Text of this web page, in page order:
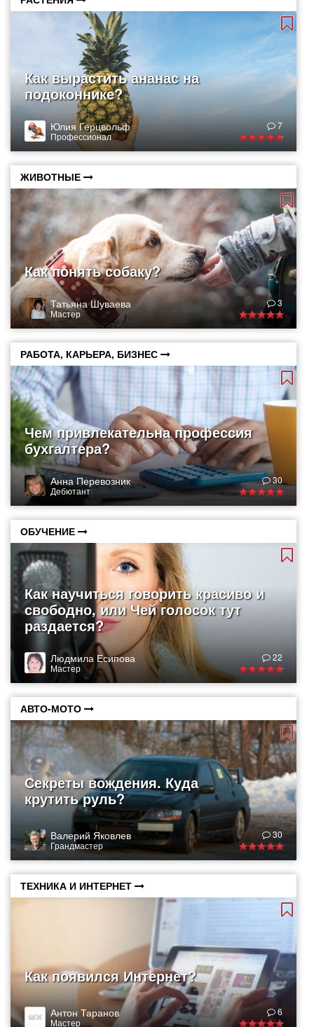
Как вырастить ананас на
подоконнике?
Юлия Герцвольф
Профессионал
7
ЖИВОТНЫЕ
Как понять собаку?
Татьяна Шуваева
Мастер
3
РАБОТА, КАРЬЕРА, БИЗНЕС
Чем привлекательна профессия
бухгалтера?
Анна Перевозник
Дебютант
30
ОБУЧЕНИЕ
Как научиться говорить красиво и
свободно, или Чей голосок тут
раздается?
Людмила Есипова
Мастер
22
АВТО-МОТО
Секреты вождения. Куда
крутить руль?
Валерий Яковлев
Грандмастер
30
ТЕХНИКА И ИНТЕРНЕТ
Как появился Интернет?
Антон Таранов
Мастер
6